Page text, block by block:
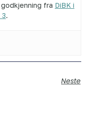
fra DiBK i
.
Neste